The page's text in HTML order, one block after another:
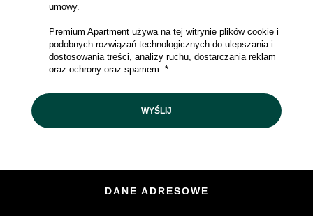
umowy.
Premium Apartment używa na tej witrynie plików cookie i
podobnych rozwiązań technologicznych do ulepszania i
dostosowania treści, analizy ruchu, dostarczania reklam
oraz ochrony oraz spamem. *
DANE ADRESOWE